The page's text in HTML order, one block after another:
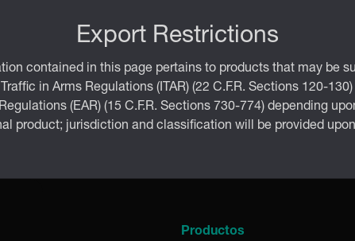
Export Restrictions
contained in this page pertains to products that may be
in Arms Regulations (ITAR) (22 C.F.R. Sections 120-
(EAR) (15 C.F.R. Sections 730-774) depending
product; jurisdiction and classification will be provided
Productos